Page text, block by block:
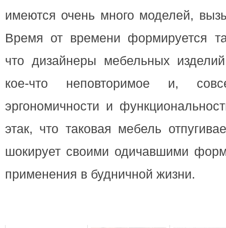
имеются очень много моделей,
Время от времени формируется
что дизайнеры мебельных
кое-что неповторимое и,
эргономичности и
этак, что таковая мебель
шокирует своими одичавшими
применения в будничной жизни.